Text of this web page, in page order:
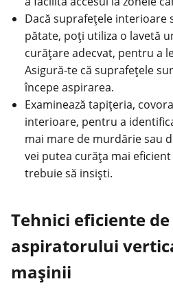
Dacă suprafețele interioare
pătate, poți utiliza o lavetă
curățare adecvat, pentru a
Asigură-te că suprafețele
începe aspirarea.
Examinează tapițeria,
interioare, pentru a
mai mare de murdărie sau
vei putea curăța mai
trebuie să insiști.
Tehnici eficiente
aspiratorului
mașinii